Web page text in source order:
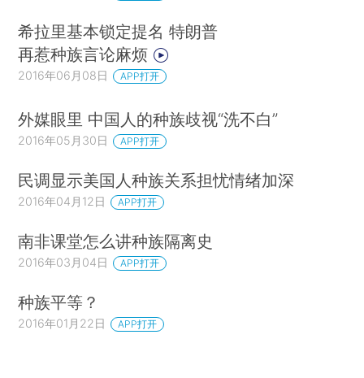
希拉里基本锁定提名 特朗普
再惹种族言论麻烦
2016年06月08日 APP打开
外媒眼里 中国人的种族歧视“洗不白”
2016年05月30日 APP打开
民调显示美国人种族关系担忧情绪加深
2016年04月12日 APP打开
南非课堂怎么讲种族隔离史
2016年03月04日 APP打开
种族平等？
2016年01月22日 APP打开